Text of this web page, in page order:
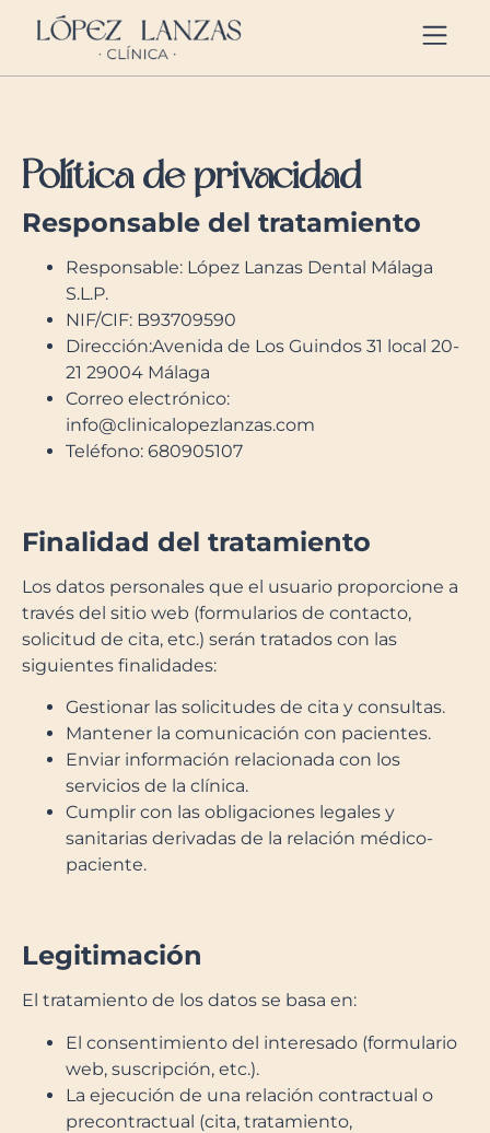
https://clinicalopezlanzas.com/
Política de privacidad
Responsable del tratamiento
Responsable: López Lanzas Dental Málaga
S.L.P.
NIF/CIF: B93709590
Dirección:Avenida de Los Guindos 31 local 20-
21 29004 Málaga
Correo electrónico:
info@clinicalopezlanzas.com
Teléfono: 680905107
Finalidad del tratamiento
Los datos personales que el usuario proporcione a
través del sitio web (formularios de contacto,
solicitud de cita, etc.) serán tratados con las
siguientes finalidades:
Gestionar las solicitudes de cita y consultas.
Mantener la comunicación con pacientes.
Enviar información relacionada con los
servicios de la clínica.
Cumplir con las obligaciones legales y
sanitarias derivadas de la relación médico-
paciente.
Legitimación
El tratamiento de los datos se basa en:
El consentimiento del interesado (formulario
web, suscripción, etc.).
La ejecución de una relación contractual o
precontractual (cita, tratamiento,